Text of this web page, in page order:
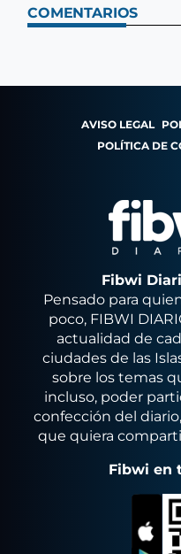
COMENTARIOS
AVISO LEGAL
POLÍTICA DE
Fibwi
Pensado para
poco, FIBWI
actualidad de
ciudades de las
sobre los temas
incluso, poder
confección del
que quiera
Fibwi en